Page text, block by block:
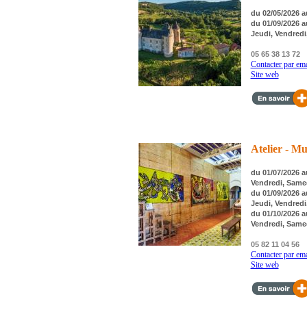
du 02/05/2026
du 01/09/2026
Jeudi,
05 65 38 13 72
Contacter par
Site web
Atelier -
du 01/07/2026
Vendredi,
du 01/09/2026
Jeudi,
du 01/10/2026
Vendredi,
05 82 11 04 56
Contacter par
Site web